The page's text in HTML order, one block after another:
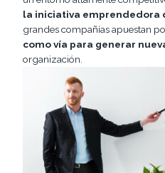
la iniciativa emprendedora
grandes compañías apuestan
como vía para generar
organización.